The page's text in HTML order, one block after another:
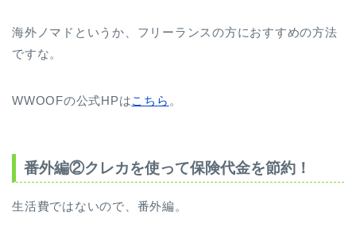
海外ノマドというか、フリーランスの方におすすめの方法
ですな。
WWOOFの公式HPはこちら 。
番外編②クレカを使って保険代金を節約！
生活費ではないので、番外編。